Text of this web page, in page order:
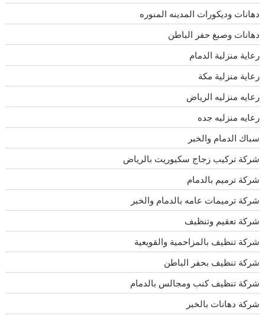
دهانات وديكورات المدينه المنوره
دهانات وصبغ حفر الباطن
رعاية منزلية الدمام
رعاية منزلية مكة
رعايه منزليه الرياض
رعايه منزليه جده
سباك الدمام والخبر
شركة تركيب زجاج سكيوريت بالرياض
شركة ترميم بالدمام
شركة ترميمات عامه بالدمام والخبر
شركة تعقيم وتنظيف
شركة تنظيف بالمزاحمية والقويعية
شركة تنظيف بحفر الباطن
شركة تنظيف كنب ومجالس بالدمام
شركة دهانات بالخبر